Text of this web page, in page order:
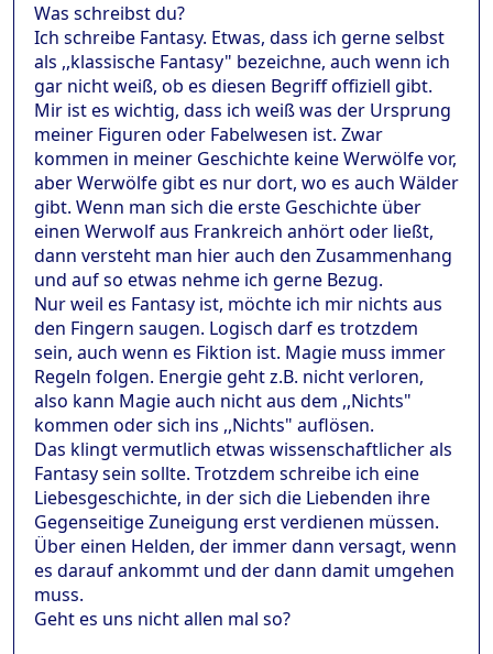
Was schreibst du?
Ich schreibe Fantasy. Etwas, dass ich gerne selbst
als ,,klassische Fantasy" bezeichne, auch wenn ich
gar nicht weiß, ob es diesen Begriff offiziell gibt.
Mir ist es wichtig, dass ich weiß was der Ursprung
meiner Figuren oder Fabelwesen ist. Zwar
kommen in meiner Geschichte keine Werwölfe vor,
aber Werwölfe gibt es nur dort, wo es auch Wälder
gibt. Wenn man sich die erste Geschichte über
einen Werwolf aus Frankreich anhört oder ließt,
dann versteht man hier auch den Zusammenhang
und auf so etwas nehme ich gerne Bezug.
Nur weil es Fantasy ist, möchte ich mir nichts aus
den Fingern saugen. Logisch darf es trotzdem
sein, auch wenn es Fiktion ist. Magie muss immer
Regeln folgen. Energie geht z.B. nicht verloren,
also kann Magie auch nicht aus dem ,,Nichts"
kommen oder sich ins ,,Nichts" auflösen.
Das klingt vermutlich etwas wissenschaftlicher als
Fantasy sein sollte. Trotzdem schreibe ich eine
Liebesgeschichte, in der sich die Liebenden ihre
Gegenseitige Zuneigung erst verdienen müssen.
Über einen Helden, der immer dann versagt, wenn
es darauf ankommt und der dann damit umgehen
muss.
Geht es uns nicht allen mal so?